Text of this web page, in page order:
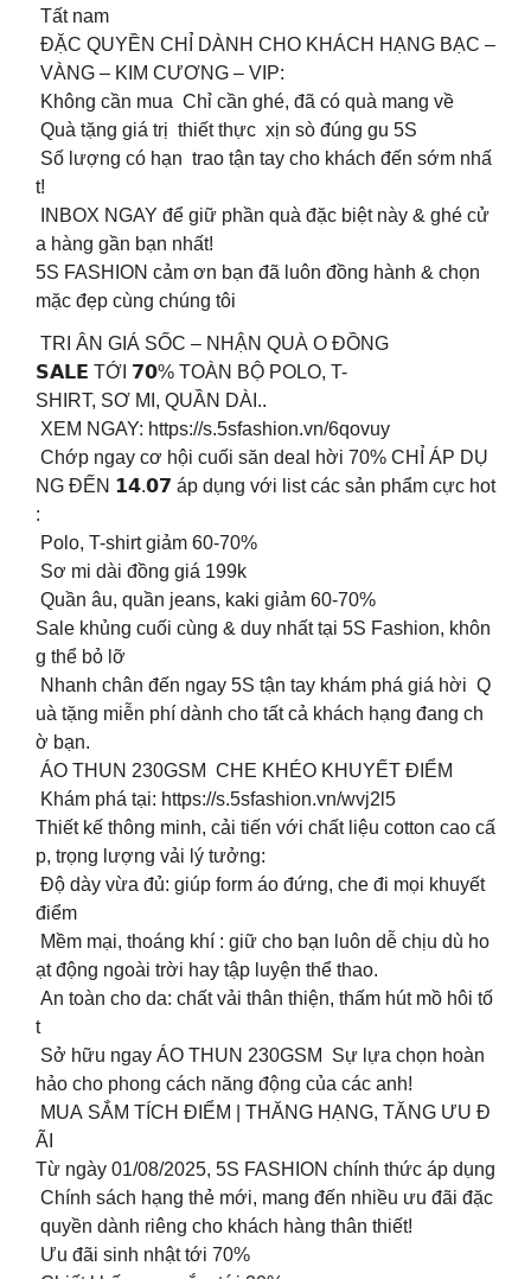
Tất nam
ĐẶC QUYỀN CHỈ DÀNH CHO KHÁCH HẠNG BẠC –
VÀNG – KIM CƯƠNG – VIP:
Không cần mua Chỉ cần ghé, đã có quà mang về
Quà tặng giá trị thiết thực xịn sò đúng gu 5S
Số lượng có hạn trao tận tay cho khách đến sớm nhấ
t!
INBOX NGAY để giữ phần quà đặc biệt này & ghé cử
a hàng gần bạn nhất!
5S FASHION cảm ơn bạn đã luôn đồng hành & chọn
mặc đẹp cùng chúng tôi
TRI ÂN GIÁ SỐC – NHẬN QUÀ O ĐỒNG
𝗦𝗔𝗟𝗘 TỚI 𝟳𝟬% TOÀN BỘ POLO, T-
SHIRT, SƠ MI, QUẦN DÀI..
XEM NGAY: https://s.5sfashion.vn/6qovuy
Chớp ngay cơ hội cuối săn deal hời 70% CHỈ ÁP DỤ
NG ĐẾN 𝟭𝟰.𝟬𝟳 áp dụng với list các sản phẩm cực hot
:
Polo, T-shirt giảm 60-70%
Sơ mi dài đồng giá 199k
Quần âu, quần jeans, kaki giảm 60-70%
Sale khủng cuối cùng & duy nhất tại 5S Fashion, khôn
g thể bỏ lỡ️
Nhanh chân đến ngay 5S tận tay khám phá giá hời Q
uà tặng miễn phí dành cho tất cả khách hạng đang ch
ờ bạn.
ÁO THUN 230GSM CHE KHÉO KHUYẾT ĐIỂM
Khám phá tại: https://s.5sfashion.vn/wvj2l5
Thiết kế thông minh, cải tiến với chất liệu cotton cao cấ
p, trọng lượng vải lý tưởng:
️ Độ dày vừa đủ: giúp form áo đứng, che đi mọi khuyết
điểm
️ Mềm mại, thoáng khí : giữ cho bạn luôn dễ chịu dù ho
ạt động ngoài trời hay tập luyện thể thao.
️ An toàn cho da: chất vải thân thiện, thấm hút mồ hôi tố
t
Sở hữu ngay ÁO THUN 230GSM Sự lựa chọn hoàn
hảo cho phong cách năng động của các anh!
MUA SẮM TÍCH ĐIỂM | THĂNG HẠNG, TĂNG ƯU Đ
ÃI
Từ ngày 01/08/2025, 5S FASHION chính thức áp dụng
Chính sách hạng thẻ mới, mang đến nhiều ưu đãi đặc
quyền dành riêng cho khách hàng thân thiết!
︎ Ưu đãi sinh nhật tới 70%